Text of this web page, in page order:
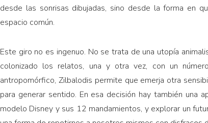
desde las sonrisas dibujadas, sino desde la forma en
espacio común.
Este giro no es ingenuo. No se trata de una utopía
colonizado los relatos, una y otra vez, con un
antropomórfico, Zilbalodis permite que emerja otra
para generar sentido. En esa decisión hay también
modelo Disney y sus 12 mandamientos, y explorar un